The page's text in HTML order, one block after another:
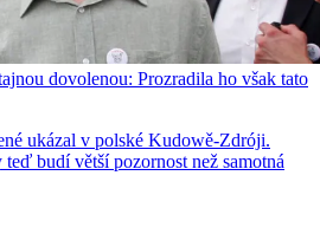
dovolenou: Prozradila ho však tato
ukázal v polské Kudowě-Zdróji.
budí větší pozornost než samotná